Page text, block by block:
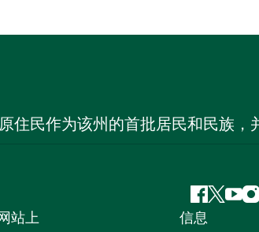
住民作为该州的首批居民和民族
Facebook
叽
站上 信息